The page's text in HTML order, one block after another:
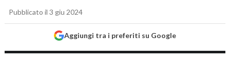
Pubblicato il 3 giu 2024
Aggiungi tra i preferiti su Google